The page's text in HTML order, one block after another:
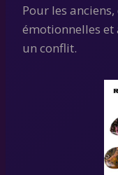
Pour les
émotionnelles
un conflit.